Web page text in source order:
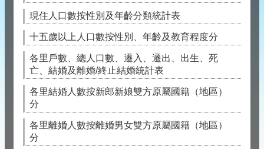
現住人口數按性別及年齡分類統計表
十五歲以上人口數按性別、年齡及教育程度分
各里戶數、總人口數、遷入、遷出、出生、死
亡、結婚及離婚/終止結婚統計表
各里結婚人數按新郎新娘雙方原屬國籍（地區）
分
各里離婚人數按離婚男女雙方原屬國籍（地區）
分